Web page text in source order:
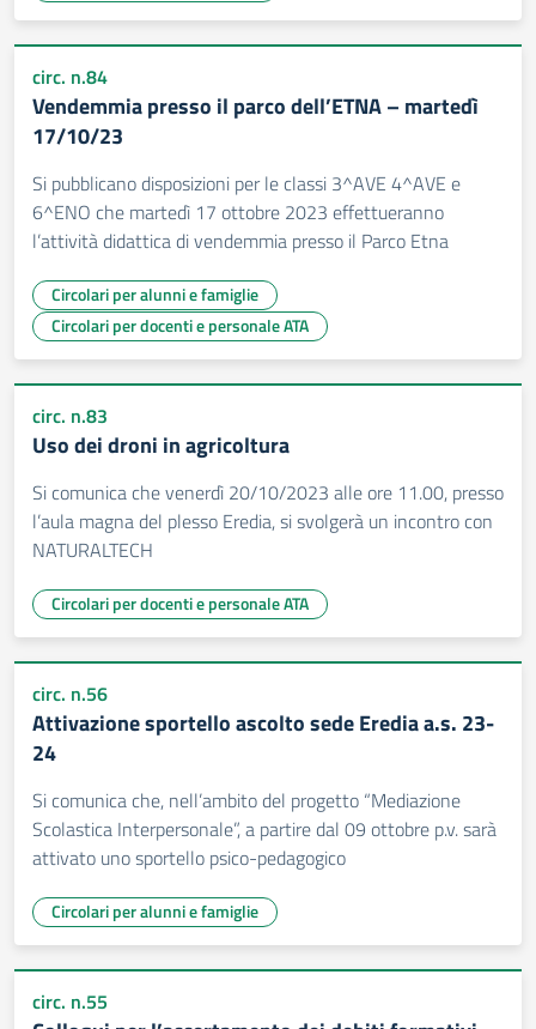
circ. n.84
Vendemmia presso il parco dell’ETNA – martedì
17/10/23
Si pubblicano disposizioni per le classi 3^AVE 4^AVE e
6^ENO che martedì 17 ottobre 2023 effettueranno
l’attività didattica di vendemmia presso il Parco Etna
Circolari per alunni e famiglie
Circolari per docenti e personale ATA
circ. n.83
Uso dei droni in agricoltura
Si comunica che venerdì 20/10/2023 alle ore 11.00, presso
l’aula magna del plesso Eredia, si svolgerà un incontro con
NATURALTECH
Circolari per docenti e personale ATA
circ. n.56
Attivazione sportello ascolto sede Eredia a.s. 23-
24
Si comunica che, nell’ambito del progetto “Mediazione
Scolastica Interpersonale”, a partire dal 09 ottobre p.v. sarà
attivato uno sportello psico-pedagogico
Circolari per alunni e famiglie
circ. n.55